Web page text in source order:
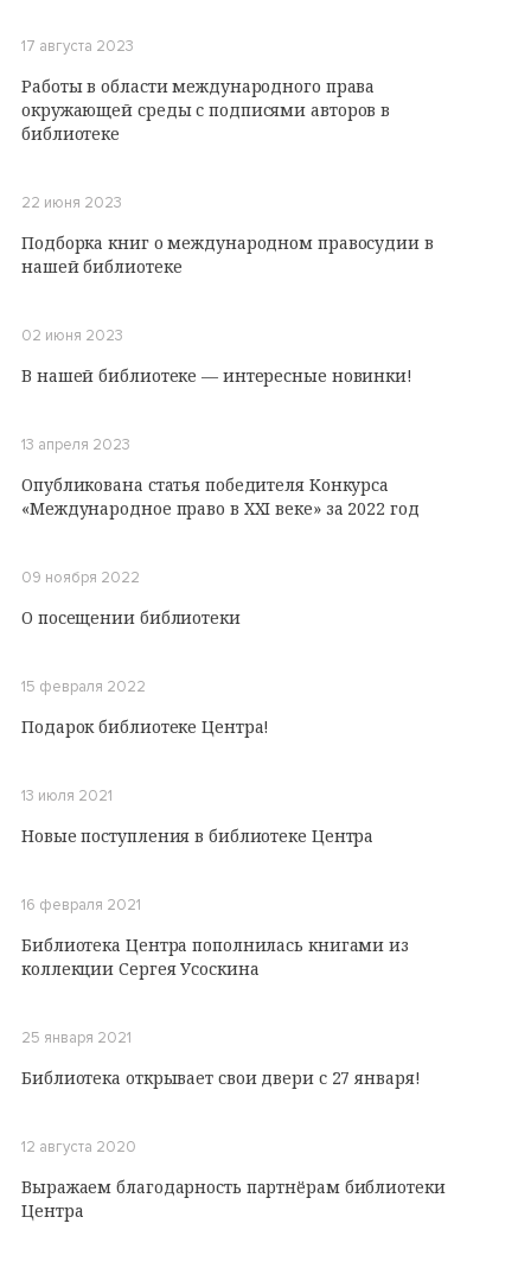
17 августа 2023
Работы в области международного права
окружающей среды с подписями авторов в
библиотеке
22 июня 2023
Подборка книг о международном правосудии в
нашей библиотеке
02 июня 2023
В нашей библиотеке — интересные новинки!
13 апреля 2023
Опубликована статья победителя Конкурса
«Международное право в XXI веке» за 2022 год
09 ноября 2022
О посещении библиотеки
15 февраля 2022
Подарок библиотеке Центра!
13 июля 2021
Новые поступления в библиотеке Центра
16 февраля 2021
Библиотека Центра пополнилась книгами из
коллекции Сергея Усоскина
25 января 2021
Библиотека открывает свои двери с 27 января!
12 августа 2020
Выражаем благодарность партнёрам библиотеки
Центра